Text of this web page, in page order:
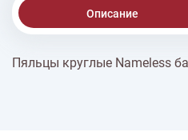
Описание
% Скидки
Пяльцы круглые Nameless